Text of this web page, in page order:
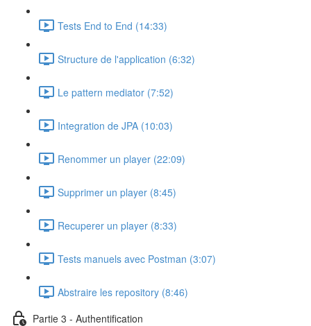
Tests End to End (14:33)
Structure de l'application (6:32)
Le pattern mediator (7:52)
Integration de JPA (10:03)
Renommer un player (22:09)
Supprimer un player (8:45)
Recuperer un player (8:33)
Tests manuels avec Postman (3:07)
Abstraire les repository (8:46)
Partie 3 - Authentification